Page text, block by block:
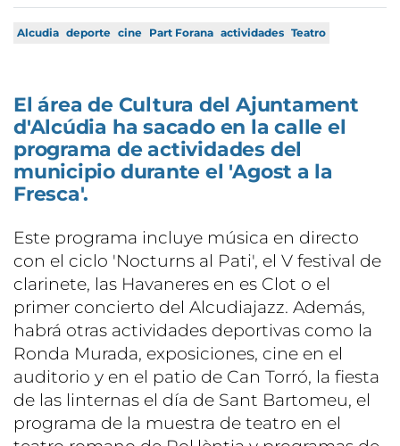
Alcudia deporte cine Part Forana actividades Teatro
El área de Cultura del Ajuntament
d'Alcúdia ha sacado en la calle el
programa de actividades del
municipio durante el 'Agost a la
Fresca'.
Este programa incluye música en directo
con el ciclo 'Nocturns al Pati', el V festival de
clarinete, las Havaneres en es Clot o el
primer concierto del Alcudiajazz. Además,
habrá otras actividades deportivas como la
Ronda Murada, exposiciones, cine en el
auditorio y en el patio de Can Torró, la fiesta
de las linternas el día de Sant Bartomeu, el
programa de la muestra de teatro en el